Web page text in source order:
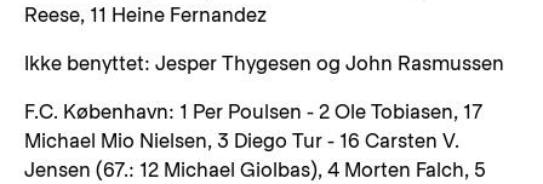
Reese, 11 Heine Fernandez
Ikke benyttet: Jesper Thygesen og John Rasmussen
F.C. København: 1 Per Poulsen - 2 Ole Tobiasen, 17
Michael Mio Nielsen, 3 Diego Tur - 16 Carsten V.
Jensen (67.: 12 Michael Giolbas), 4 Morten Falch, 5